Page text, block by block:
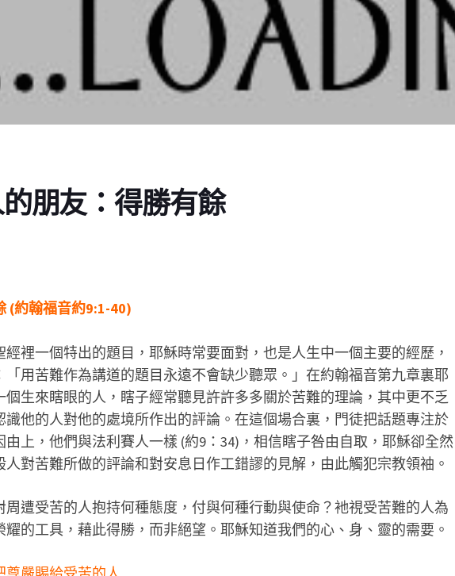
朋友：得勝有餘
(約翰福音約9:1-40)
經裡一個特出的題目，耶穌時常要面對，也是人生中一個主要的經歷，
「用苦難作為講道的題目永遠不會缺少聽眾。」在約翰福音第九章裏耶
個生來瞎眼的人，瞎子經常聽見許許多多關於苦難的理論，其中更不乏
識他的人對他的處境所作出的評論。在這個場合裏，門徒把話題專注於
由上，他們與法利賽人一樣 (約9：34)，相信瞎子咎由自取，耶穌卻全然
人對苦難所做的評論和對安息日作工錯謬的見解，由此觸犯宗教領袖。
周遭受苦的人抱持何種態度，付與何種行動與使命？衪視受苦難的人為
耀的工具，藉此得勝，而非絕望。耶穌知道我們的心、身、靈的需要。